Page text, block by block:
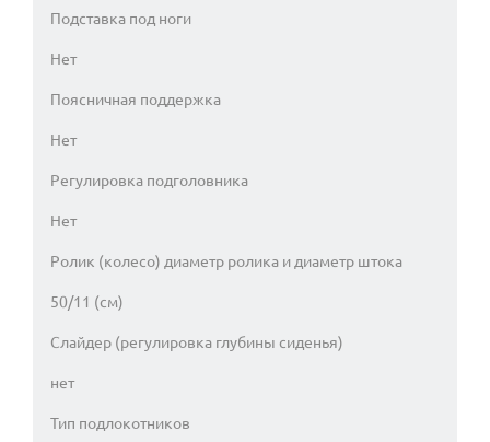
Подставка под ноги
Нет
Поясничная поддержка
Нет
Регулировка подголовника
Нет
Ролик (колесо) диаметр ролика и диаметр штока
50/11 (см)
Слайдер (регулировка глубины сиденья)
нет
Тип подлокотников